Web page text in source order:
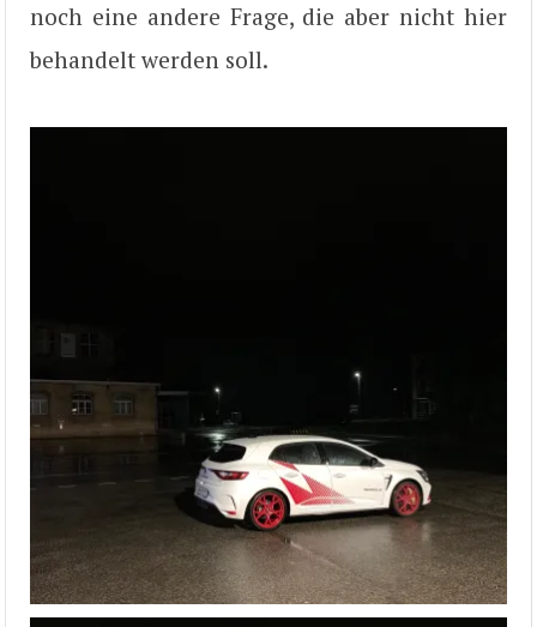
noch eine andere Frage, die aber nicht hier
behandelt werden soll.